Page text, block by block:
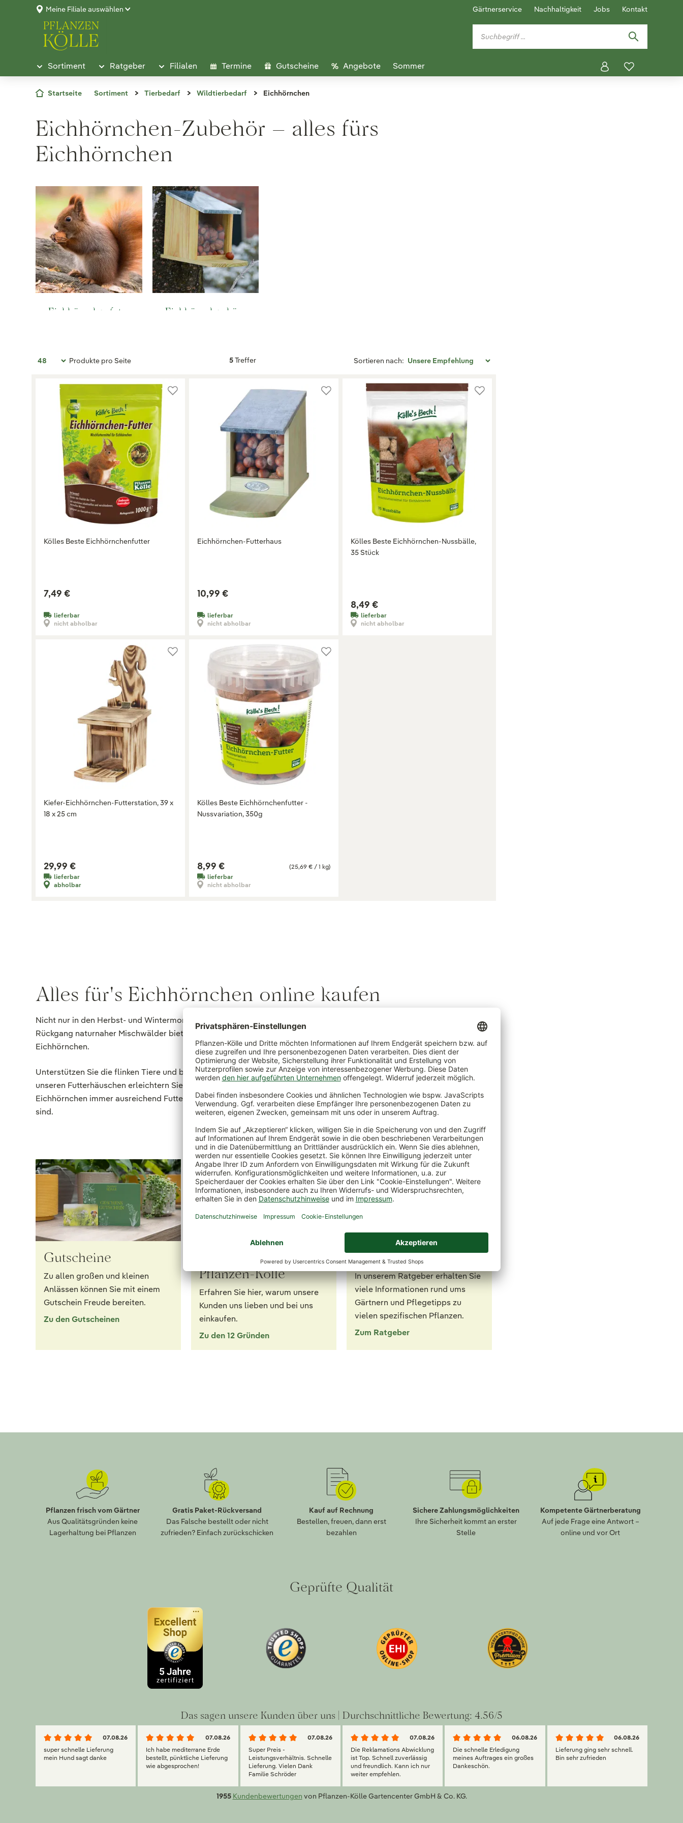
Meine Filiale auswählen Gärtnerservice Nachhaltigkeit Jobs Kontakt
Sortiment Ratgeber Filialen Termine Gutscheine Angebote Sommer
Startseite Sortiment Tierbedarf Wildtierbedarf Eichhörnchen
Eichhörnchen-Zubehör – alles fürs
Eichhörnchen
Eichhörnchenfut
Eichhörnchenhä
Produkte pro Seite 5Treffer Sortieren nach:
Kölles Beste Eichhörnchenfutter
7,49 €
lieferbar
nicht abholbar
Eichhörnchen-Futterhaus
10,99 €
lieferbar
nicht abholbar
Kölles Beste Eichhörnchen-Nussbälle,
35 Stück
8,49 €
lieferbar
nicht abholbar
Kiefer-Eichhörnchen-Futterstation, 39 x
18 x 25 cm
29,99 €
lieferbar
abholbar
Kölles Beste Eichhörnchenfutter -
Nussvariation, 350g
(25,69 € / 1 kg)
8,99 €
lieferbar
nicht abholbar
Alles für's Eichhörnchen online kaufen
Nicht nur in den Herbst- und Wintermonaten freuen sich Eichhörnchen über ein reichhaltiges Buffet. Durch den stetigen
Rückgang naturnaher Mischwälder bietet die Natur ganzjährig nicht mehr genügend natürliches Futter für die
Eichhörnchen.
Unterstützen Sie die flinken Tiere und bieten Sie Ihnen zu jeder Zeit einen trockenen, stets gut gefüllten Futterplatz. Mit
unseren Futterhäuschen erleichtern Sie den kleinen Kletterkünstlern die Nahrungssuche und stellen sicher, dass die
Eichhörnchen immer ausreichend Futter finden - selbst, wenn die sorgfältig vergrabenen Nüsse nicht mehr aufzufinden
sind.
Gutscheine
Zu allen großen und kleinen
Anlässen können Sie mit einem
Gutschein Freude bereiten.
Zu den Gutscheinen
12 gute Gründe für
Pflanzen-Kölle
Erfahren Sie hier, warum unsere
Kunden uns lieben und bei uns
einkaufen.
Zu den 12 Gründen
Ratgeber
In unserem Ratgeber erhalten Sie
viele Informationen rund ums
Gärtnern und Pflegetipps zu
vielen spezifischen Pflanzen.
Zum Ratgeber
Pflanzen frisch vom Gärtner
Aus Qualitätsgründen keine
Lagerhaltung bei Pflanzen
Gratis Paket-Rückversand
Das Falsche bestellt oder nicht
zufrieden? Einfach zurückschicken
Kauf auf Rechnung
Bestellen, freuen, dann erst
bezahlen
Sichere Zahlungsmöglichkeiten
Ihre Sicherheit kommt an erster
Stelle
Kompetente Gärtnerberatung
Auf jede Frage eine Antwort –
online und vor Ort
Geprüfte Qualität
Das sagen unsere Kunden über uns | Durchschnittliche Bewertung: 4.56/5
07.08.26
super schnelle Lieferung
mein Hund sagt danke
07.08.26
Ich habe mediterrane Erde
bestellt, pünktliche Lieferung
wie abgesprochen!
07.08.26
Super Preis -
Leistungsverhältnis. Schnelle
Lieferung. Vielen Dank
Familie Schröder
07.08.26
Die Reklamations Abwicklung
ist Top. Schnell zuverlässig
und freundlich. Kann ich nur
weiter empfehlen.
06.08.26
Die schnelle Erledigung
meines Auftrages ein großes
Dankeschön.
06.08.26
Lieferung ging sehr schnell.
Bin sehr zufrieden
1955 Kundenbewertungen von Pflanzen-Kölle Gartencenter GmbH & Co. KG.